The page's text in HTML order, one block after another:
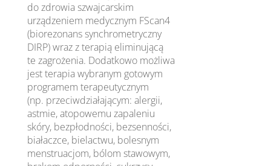
do zdrowia szwajcarskim
urządzeniem medycznym FScan4
(biorezonans synchrometryczny
DIRP) wraz z terapią eliminującą
te zagrożenia. Dodatkowo możliwa
jest terapia wybranym gotowym
programem terapeutycznym
(np. przeciwdziałającym: alergii,
astmie, atopowemu zapaleniu
skóry, bezpłodności, bezsenności,
białaczce, bielactwu, bolesnym
menstruacjom, bólom stawowym,